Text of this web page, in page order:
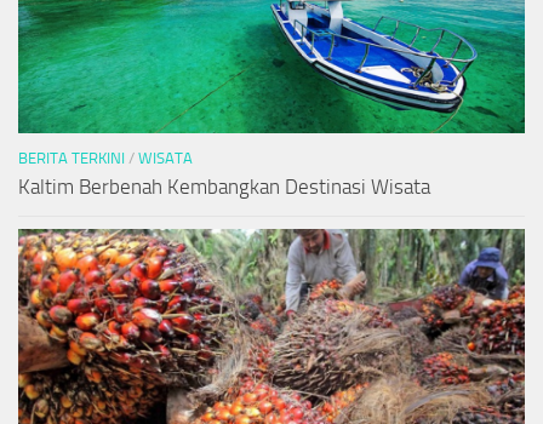
BERITA TERKINI / WISATA
Kaltim Berbenah Kembangkan Destinasi Wisata